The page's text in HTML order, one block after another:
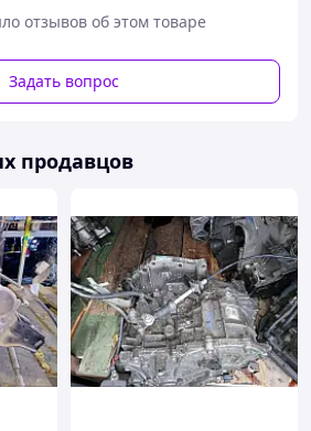
отзывов об этом товаре
Задать вопрос
продавцов